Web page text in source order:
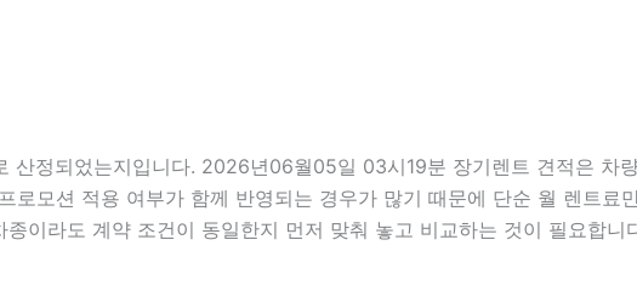
정되었는지입니다. 2026년06월05일 03시19분 장기렌트 견적은 차
모션 적용 여부가 함께 반영되는 경우가 많기 때문에 단순 월 렌트료
이라도 계약 조건이 동일한지 먼저 맞춰 놓고 비교하는 것이 필요합